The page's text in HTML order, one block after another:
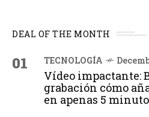
DEAL OF THE MONTH
01 TECNOLOGÍA
Vídeo impactante:
grabación cómo
en apenas 5